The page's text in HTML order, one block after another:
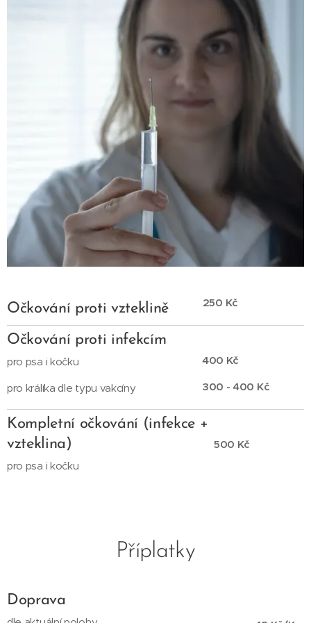
Očkování proti vzteklině 250 Kč
Očkování proti infekcím
pro psa i kočku
pro králíka dle typu vakcíny
400 Kč
300 - 400 Kč
Kompletní očkování (infekce +
vzteklina)
pro psa i kočku
500 Kč
Příplatky
Doprava